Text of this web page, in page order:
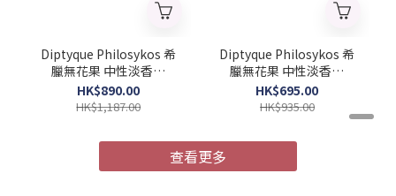
Diptyque Philosykos 希
臘無花果 中性淡香水
100ml (Barcode:
3700431421555)
HK$890.00
HK$1,187.00
Diptyque Philosykos 希
臘無花果 中性淡香水
50ml (Barcode:
3700431421548)
HK$695.00
HK$935.00
查看更多